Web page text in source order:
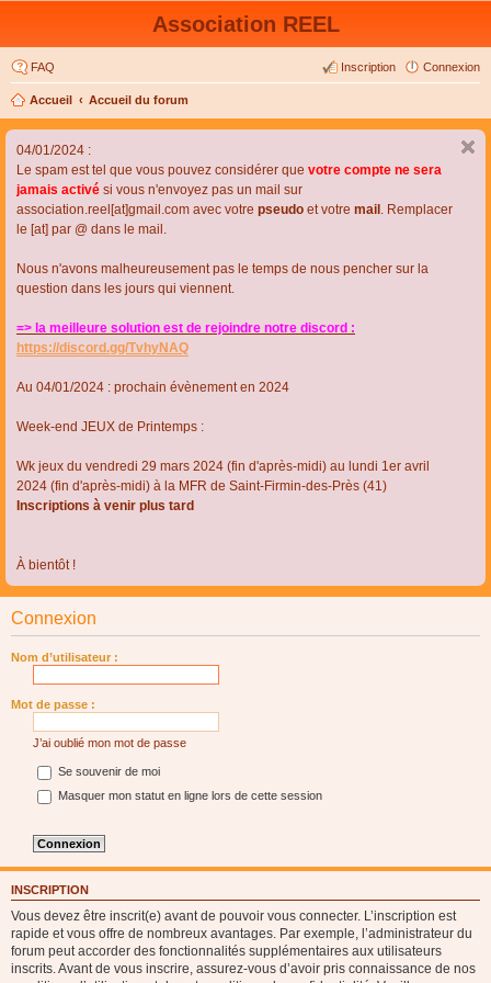
Association REEL
FAQ Connexion
Inscription
Accueil Accueil du forum
04/01/2024 :
Le spam est tel que vous pouvez considérer que votre compte ne sera
jamais activé si vous n'envoyez pas un mail sur
association.reel[at]gmail.com avec votre pseudo et votre mail . Remplacer
le [at] par @ dans le mail.
Nous n'avons malheureusement pas le temps de nous pencher sur la
question dans les jours qui viennent.
=> la meilleure solution est de rejoindre notre discord :
https://discord.gg/TvhyNAQ
Au 04/01/2024 : prochain évènement en 2024
Week-end JEUX de Printemps :
Wk jeux du vendredi 29 mars 2024 (fin d'après-midi) au lundi 1er avril
2024 (fin d'après-midi) à la MFR de Saint-Firmin-des-Près (41)
Inscriptions à venir plus tard
À bientôt !
Connexion
Nom d’utilisateur :
Mot de passe :
J’ai oublié mon mot de passe
Se souvenir de moi
Masquer mon statut en ligne lors de cette session
INSCRIPTION
Vous devez être inscrit(e) avant de pouvoir vous connecter. L’inscription est
rapide et vous offre de nombreux avantages. Par exemple, l’administrateur du
forum peut accorder des fonctionnalités supplémentaires aux utilisateurs
inscrits. Avant de vous inscrire, assurez-vous d’avoir pris connaissance de nos